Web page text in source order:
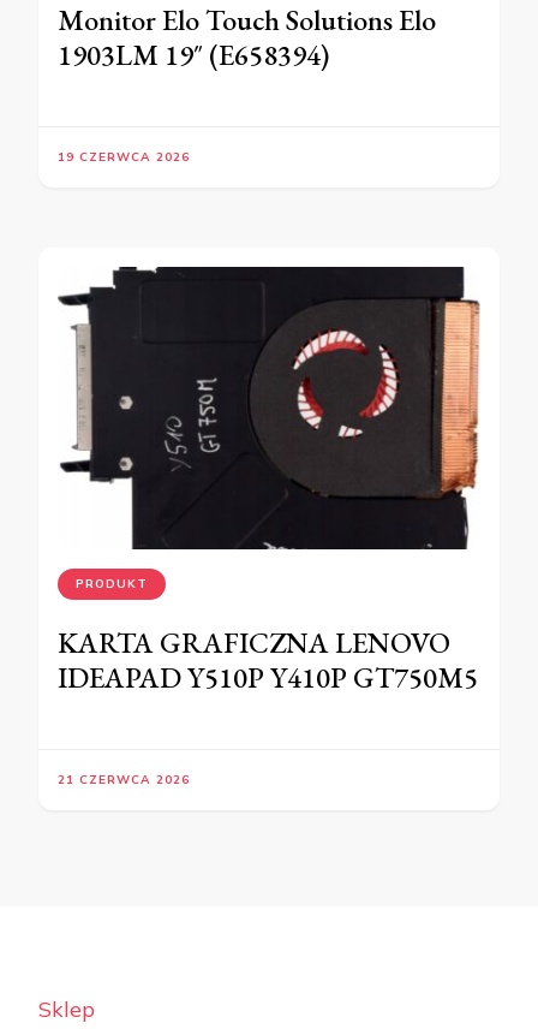
Monitor Elo Touch Solutions Elo
1903LM 19″ (E658394)
19 CZERWCA 2026
PRODUKT
KARTA GRAFICZNA LENOVO
IDEAPAD Y510P Y410P GT750M5
21 CZERWCA 2026
Sklep